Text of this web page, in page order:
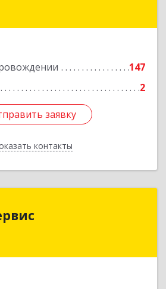
147
2
заявку
контакты
Подробнее
заявку
Назад
Бурятия, Муйский р-н, пгт.